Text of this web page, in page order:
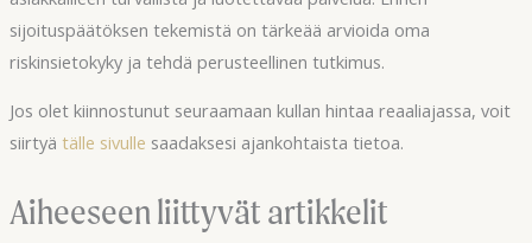
sijoituspäätöksen tekemistä on tärkeää arvioida oma
riskinsietokyky ja tehdä perusteellinen tutkimus.
Jos olet kiinnostunut seuraamaan kullan hintaa reaaliajassa, voit
siirtyä tälle sivulle saadaksesi ajankohtaista tietoa.
Aiheeseen liittyvät artikkelit